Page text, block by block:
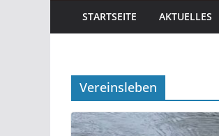
STARTSEITE AKTUELLES
Vereinsleben